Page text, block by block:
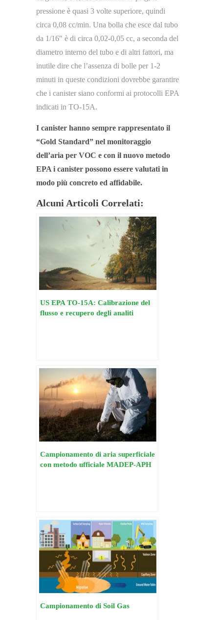
pressione è quasi 3 volte superiore, quindi
circa 0,08 cc/min. Una bolla che esce dal tubo
da 1/16″ è di circa 0,02-0,05 cc, a seconda del
diametro interno del tubo e di altri fattori, ma
inutile dire che l’assenza di bolle per 1-2
minuti in queste condizioni dovrebbe garantire
che i canister siano conformi ai protocolli EPA
indicati in TO-15A.
I canister hanno sempre rappresentato il
“Gold Standard” nel monitoraggio
dell’aria per VOC e con il nuovo metodo
EPA i canister possono essere valutati in
modo più concreto ed affidabile.
Alcuni Articoli Correlati:
US EPA TO-15A: Calibrazione del
flusso e recupero degli analiti
Campionamento di aria superficiale
con metodo ufficiale MADEP-APH
Campionamento di Soil Gas